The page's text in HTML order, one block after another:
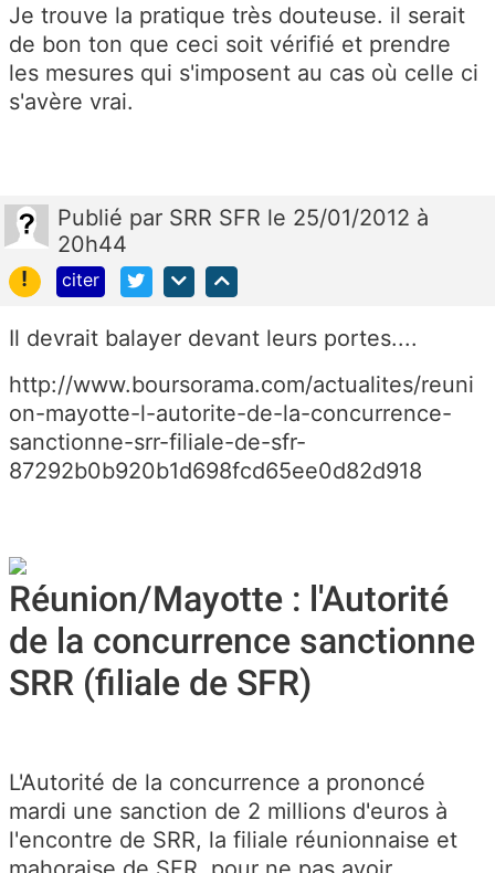
Je trouve la pratique très douteuse. il serait
de bon ton que ceci soit vérifié et prendre
les mesures qui s'imposent au cas où celle ci
s'avère vrai.
Publié par SRR SFR le 25/01/2012 à
20h44
!
citer
Il devrait balayer devant leurs portes....
http://www.boursorama.com/actualites/reuni
on-mayotte-l-autorite-de-la-concurrence-
sanctionne-srr-filiale-de-sfr-
87292b0b920b1d698fcd65ee0d82d918
Réunion/Mayotte : l'Autorité
de la concurrence sanctionne
SRR (filiale de SFR)
L'Autorité de la concurrence a prononcé
mardi une sanction de 2 millions d'euros à
l'encontre de SRR, la filiale réunionnaise et